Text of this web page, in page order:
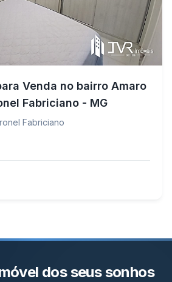
Venda no bairro Amaro
Fabriciano - MG
Fabriciano
dos seus sonhos